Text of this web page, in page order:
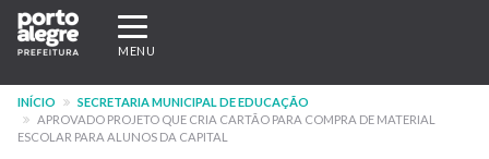
Pular
para
conteúdo
principal
Expandir/recolher
navegação
MENU
INÍCIO
SECRETARIA MUNICIPAL DE EDUCAÇÃO
APROVADO PROJETO QUE CRIA CARTÃO PARA COMPRA DE MATERIAL
ESCOLAR PARA ALUNOS DA CAPITAL